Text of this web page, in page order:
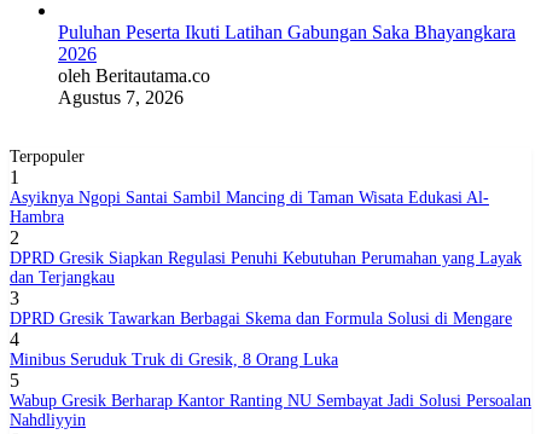
Puluhan Peserta Ikuti Latihan Gabungan Saka Bhayangkara
2026
oleh Beritautama.co
Agustus 7, 2026
Terpopuler
1
Asyiknya Ngopi Santai Sambil Mancing di Taman Wisata Edukasi Al-
Hambra
2
DPRD Gresik Siapkan Regulasi Penuhi Kebutuhan Perumahan yang Layak
dan Terjangkau
3
DPRD Gresik Tawarkan Berbagai Skema dan Formula Solusi di Mengare
4
Minibus Seruduk Truk di Gresik, 8 Orang Luka
5
Wabup Gresik Berharap Kantor Ranting NU Sembayat Jadi Solusi Persoalan
Nahdliyyin